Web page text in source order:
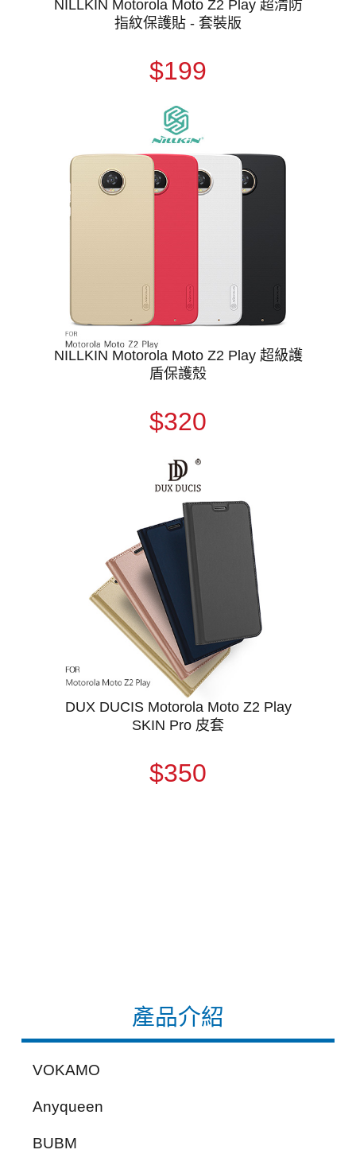
產品介紹
VOKAMO
Anyqueen
BUBM
NILLKIN Motorola Moto Z2 Play 超清防
指紋保護貼 - 套裝版
$199
NILLKIN Motorola Moto Z2 Play 超級護
盾保護殼
$320
DUX DUCIS Motorola Moto Z2 Play
SKIN Pro 皮套
$350